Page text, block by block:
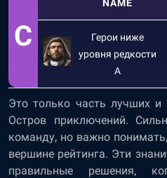
C
NAME
Герои ниже
уровня редкости
A
Это только часть лучших и
Остров приключений.
команду, но важно
вершине рейтинга. Эти
правильные решения,